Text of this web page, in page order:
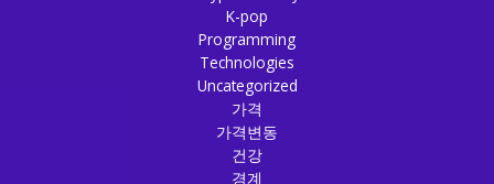
K-pop
Programming
Technologies
Uncategorized
가격
가격변동
건강
경계